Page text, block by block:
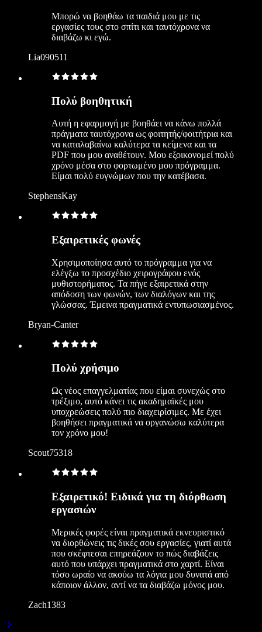
Μπορώ να βοηθάω τα παιδιά μου με τις
εργασίες τους στο σπίτι και ταυτόχρονα να
διαβάζω κι εγώ.
Lia090511
Πολύ βοηθητική
Αυτή η εφαρμογή με βοηθάει να κάνω πολλά
πράγματα ταυτόχρονα ως φοιτητής/φοιτήτρια και
να καταλαβαίνω καλύτερα τα κείμενα και τα
PDF που μου αναθέτουν. Μου εξοικονομεί πολύ
χρόνο μέσα στο φορτωμένο μου πρόγραμμα.
Είμαι πολύ ευγνώμων που την κατέβασα.
StephensKay
Εξαιρετικές φωνές
Χρησιμοποίησα αυτό το πρόγραμμα για να
ελέγξω το προσχέδιο χειρογράφου ενός
μυθιστορήματος. Τα πήγε εξαιρετικά στην
απόδοση των φωνών, των διαλόγων και της
γλώσσας. Έμεινα πραγματικά εντυπωσιασμένος.
Bryan-Canter
Πολύ χρήσιμο
Ως νέος επαγγελματίας που είμαι συνεχώς στο
τρέξιμο, αυτό κάνει τις ακαδημαϊκές μου
υποχρεώσεις πολύ πιο διαχειρίσιμες. Με έχει
βοηθήσει πραγματικά να οργανώσω καλύτερα
τον χρόνο μου!
Scout75318
Εξαιρετικό! Ειδικά για τη διόρθωση
εργασιών
Μερικές φορές είναι πραγματικά εκνευριστικό
να διορθώνεις τις δικές σου εργασίες, γιατί αυτά
που σκέφτεσαι επηρεάζουν το πώς διαβάζεις
αυτό που υπάρχει πραγματικά στο χαρτί. Είναι
τόσο ωραίο να ακούω τα λόγια μου δυνατά από
κάποιον άλλον, αντί να τα διαβάζω μόνος μου.
Zach1383